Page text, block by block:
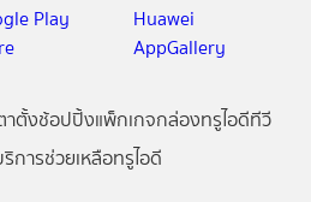
าตั้งช้อปปิ้งแพ็กเกจกล่องทรูไอดีทีวี
การช่วยเหลือทรูไอดี